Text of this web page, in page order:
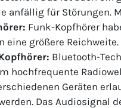
anfällig für Störungen.
Funk-Kopfhörer
eine größere
Bluetooth-
hochfrequente
Geräten
Das Audiosignal